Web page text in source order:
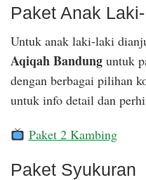
Paket Anak
Untuk anak laki-laki
Aqiqah Bandung untuk
dengan berbagai pilihan
untuk info detail dan
Paket 2 Kambing
Paket Syukuran